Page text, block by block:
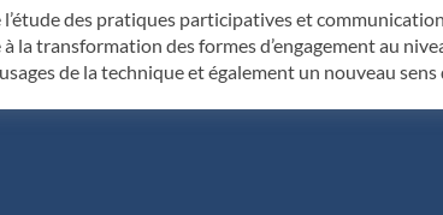
des pratiques participatives et
à la transformation des formes d’engagement au
de la technique et également un nouveau